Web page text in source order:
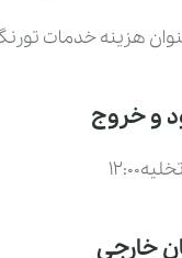
هزینه خدمات
و خروج
خارجی